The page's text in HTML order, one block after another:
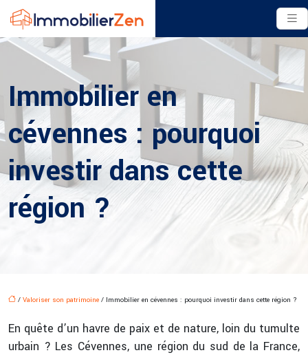
Immobilier en
cévennes : pourquoi
investir dans cette
région ?
/ Valoriser son patrimoine / Immobilier en cévennes : pourquoi investir dans cette région ?
En quête d’un havre de paix et de nature, loin du tumulte
urbain ? Les Cévennes, une région du sud de la France,